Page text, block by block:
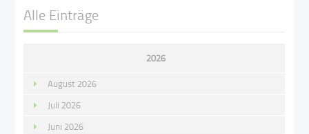
Alle Einträge
2026
August 2026
Juli 2026
Juni 2026